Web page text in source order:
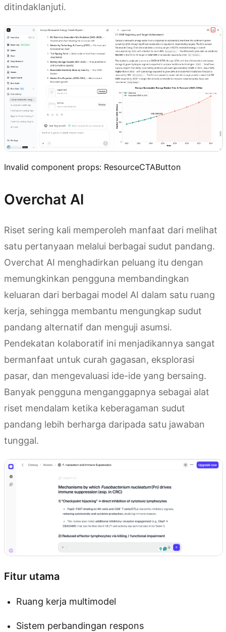
ditindaklanjuti.
Invalid component props: ResourceCTAButton
Overchat Al
Riset sering kali memperoleh manfaat dari melihat
satu pertanyaan melalui berbagai sudut pandang.
Overchat AI menghadirkan peluang itu dengan
memungkinkan pengguna membandingkan
keluaran dari berbagai model AI dalam satu ruang
kerja, sehingga membantu mengungkap sudut
pandang alternatif dan menguji asumsi.
Pendekatan kolaboratif ini menjadikannya sangat
bermanfaat untuk curah gagasan, eksplorasi
pasar, dan mengevaluasi ide-ide yang bersaing.
Banyak pengguna menganggapnya sebagai alat
riset mendalam ketika keberagaman sudut
pandang lebih berharga daripada satu jawaban
tunggal.
Fitur utama
Ruang kerja multimodel
Sistem perbandingan respons